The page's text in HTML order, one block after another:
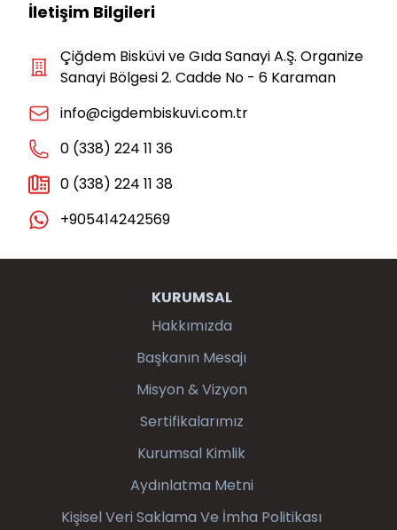
İletişim Bilgileri
Çiğdem Bisküvi ve Gıda Sanayi A.Ş. Organize
Sanayi Bölgesi 2. Cadde No - 6 Karaman
info@cigdembiskuvi.com.tr
0 (338) 224 11 36
0 (338) 224 11 38
+905414242569
KURUMSAL
Hakkımızda
Başkanın Mesajı
Misyon & Vizyon
Sertifikalarımız
Kurumsal Kimlik
Aydınlatma Metni
Kişisel Veri Saklama Ve İmha Politikası